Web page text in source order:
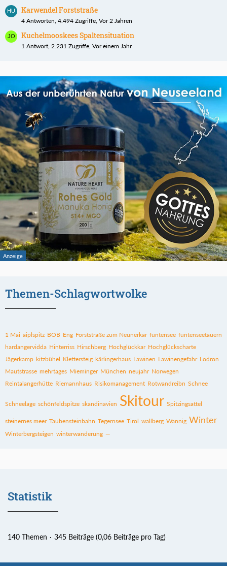
Karwendel Forststraße
4 Antworten, 4.494 Zugriffe, Vor 2 Jahren
Kuchelmooskees Spaltensituation
1 Antwort, 2.231 Zugriffe, Vor einem Jahr
Themen-Schlagwortwolke
1 Mai aiplspitz BOB Eng Forststraße zum Neunerkar funtensee funtenseetauern
hardangervidda Hinterriss Hirschberg Hochglückkar Hochglückscharte
Jägerkamp kitzbühel Klettersteig kärlingerhaus Lawinen Lawinengefahr Lodron
Mautstrasse mehrtages Mieminger München neujahr Norwegen
Reintalangerhütte Riemannhaus Risikomanagement Rotwandreibn Schnee
Schneelage schönfeldspitze skandinavien Skitour Spitzingsattel
steinernes meer Taubensteinbahn Tegernsee Tirol wallberg Wannig Winter
Winterbergsteigen winterwanderung —
Statistik
140 Themen 345 Beiträge (0,06 Beiträge pro Tag)